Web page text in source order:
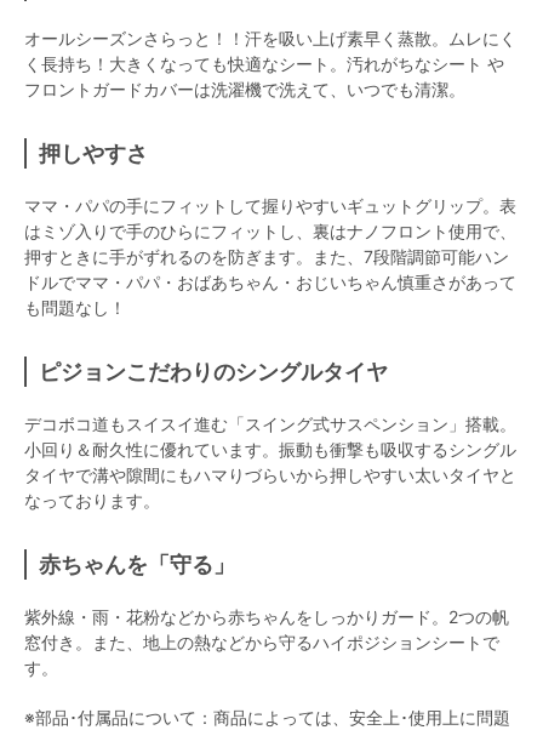
オールシーズンさらっと！！汗を吸い上げ素早く蒸散。ムレにく
く長持ち！大きくなっても快適なシート。汚れがちなシート や
フロントガードカバーは洗濯機で洗えて、いつでも清潔。
押しやすさ
ママ・パパの手にフィットして握りやすいギュットグリップ。表
はミゾ入りで手のひらにフィットし、裏はナノフロント使用で、
押すときに手がずれるのを防ぎます。また、7段階調節可能ハン
ドルでママ・パパ・おばあちゃん・おじいちゃん慎重さがあって
も問題なし！
ピジョンこだわりのシングルタイヤ
デコボコ道もスイスイ進む「スイング式サスペンション」搭載。
小回り＆耐久性に優れています。振動も衝撃も吸収するシングル
タイヤで溝や隙間にもハマりづらいから押しやすい太いタイヤと
なっております。
赤ちゃんを「守る」
紫外線・雨・花粉などから赤ちゃんをしっかりガード。2つの帆
窓付き。また、地上の熱などから守るハイポジションシートで
す。
※部品･付属品について：商品によっては、安全上･使用上に問題